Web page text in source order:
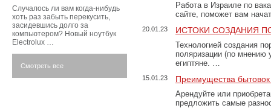
Работа в Израиле по
сайте, поможет вам
20.01.23 ИСТОКИ СОЗДАНИЯ
Технологией создания
поляризации (по
египтяне. …
15.01.23 Преимущества
Арендуйте или
предложить самые
Случалось ли вам когда-нибудь
хоть раз забыть перекусить,
засидевшись долго за
компьютером? Новый ноутбук
Electrolux …
Смотреть все